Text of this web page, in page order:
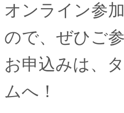
オンライン参
ので、ぜひご
お申込みは、
ムへ！